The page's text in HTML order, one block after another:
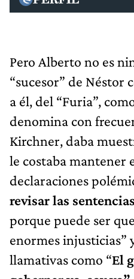
Pero Alberto no es
“sucesor” de Néstor
a él, del “Furia”,
denomina con
Kirchner, daba
le costaba mantener
declaraciones
revisar las
porque puede ser
enormes injusticias”
llamativas como “El